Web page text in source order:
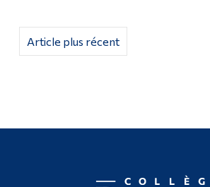
Article plus récent